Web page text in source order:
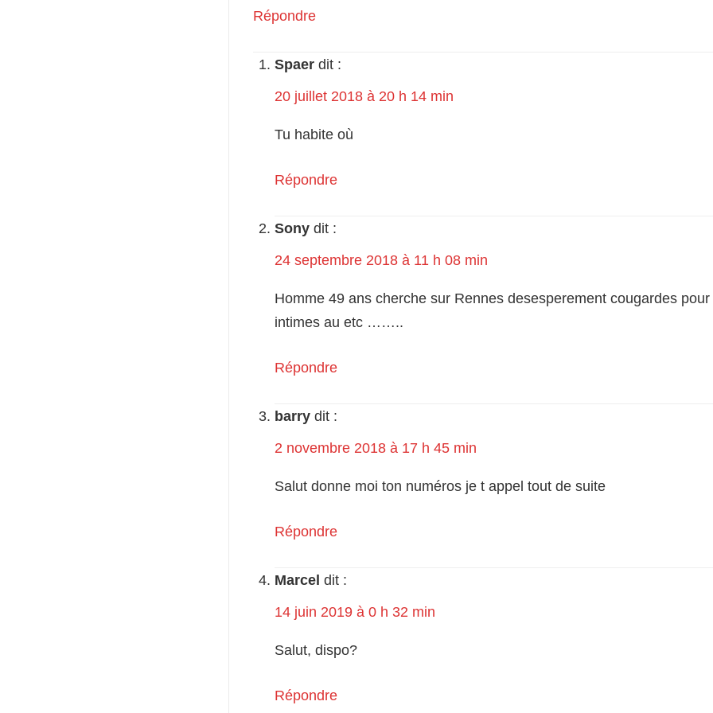
Répondre
Spaer dit :
20 juillet 2018 à 20 h 14 min
Tu habite où
Répondre
Sony dit :
24 septembre 2018 à 11 h 08 min
Homme 49 ans cherche sur Rennes desesperement cougardes
intimes au etc ……..
Répondre
barry dit :
2 novembre 2018 à 17 h 45 min
Salut donne moi ton numéros je t appel tout de suite
Répondre
Marcel dit :
14 juin 2019 à 0 h 32 min
Salut, dispo?
Répondre